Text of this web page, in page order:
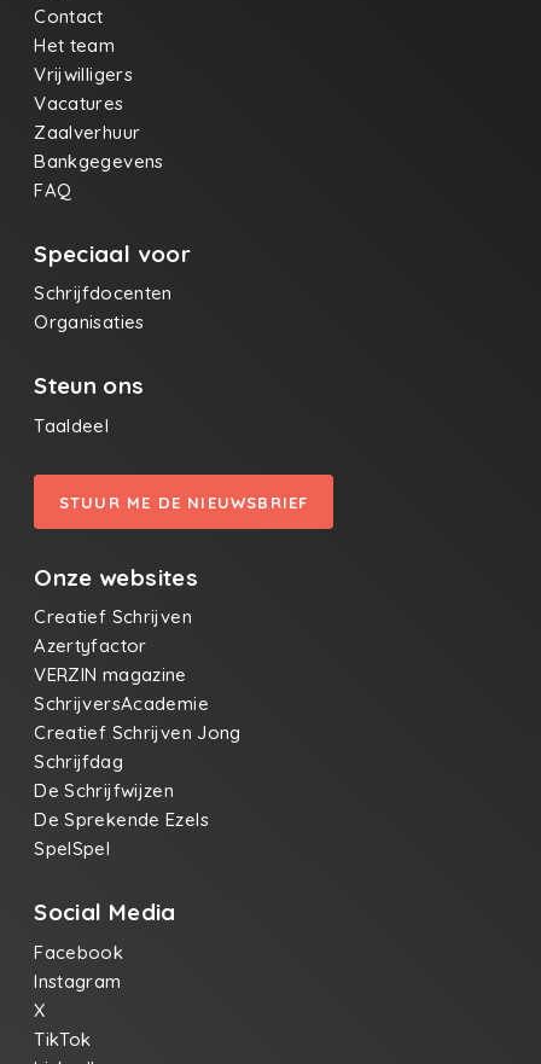
Contact
Het team
Vrijwilligers
Vacatures
Zaalverhuur
Bankgegevens
FAQ
Speciaal voor
Schrijfdocenten
Organisaties
Steun ons
Taaldeel
STUUR ME DE NIEUWSBRIEF
Onze websites
Creatief Schrijven
Azertyfactor
VERZIN magazine
SchrijversAcademie
Creatief Schrijven Jong
Schrijfdag
De Schrijfwijzen
De Sprekende Ezels
SpelSpel
Social Media
Facebook
Instagram
X
TikTok